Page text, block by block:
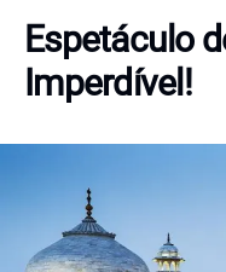
Espetáculo
Imperdível!